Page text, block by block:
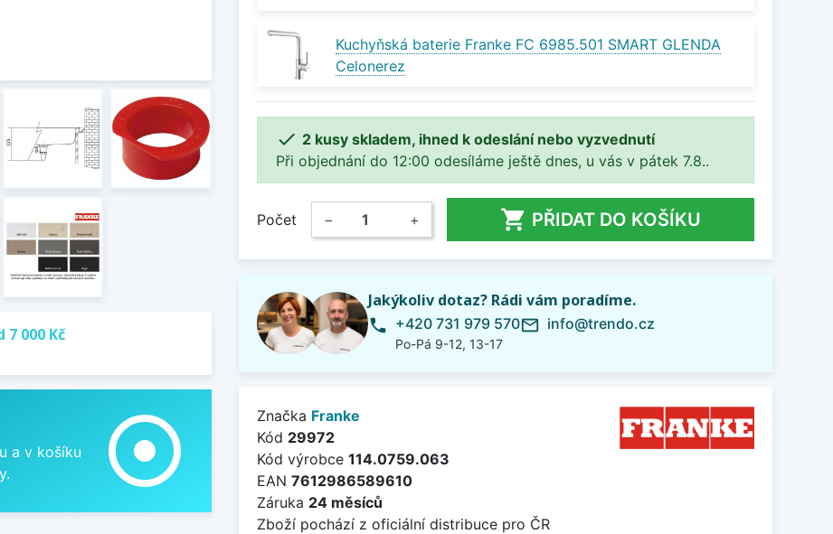
000 Kč
a v košíku
adjust
Kuchyňská baterie Franke FC 6985.501 SMART GLENDA
Celonerez
 2 kusy skladem, ihned k odeslání nebo vyzvednutí
Při objednání do 12:00 odesíláme ještě dnes, u vás v pátek 7.8..
Počet − +  PŘIDAT DO KOŠÍKU
Jakýkoliv dotaz? Rádi vám poradíme.
phone +420 731 979 570
Po-Pá 9-12, 13-17
mail_outline info@trendo.cz
Značka Franke
Kód 29972
Kód výrobce 114.0759.063
EAN 7612986589610
Záruka 24 měsíců
Zboží pochází z oficiální distribuce pro ČR